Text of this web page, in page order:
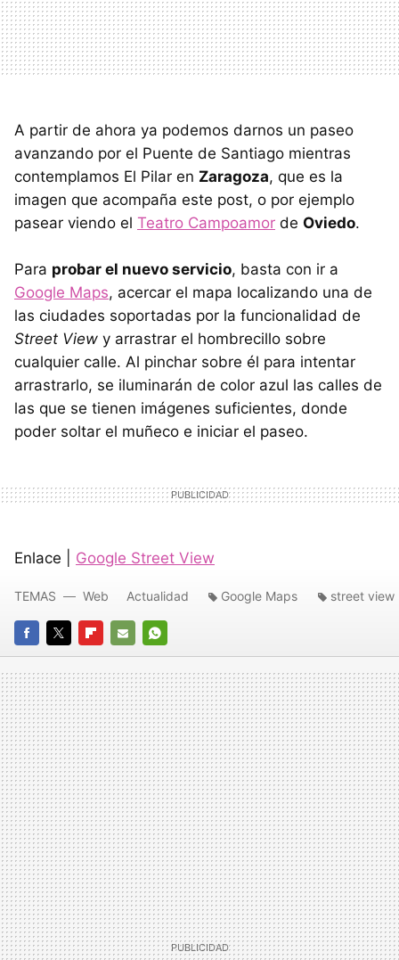
A partir de ahora ya podemos darnos un paseo
avanzando por el Puente de Santiago mientras
contemplamos El Pilar en Zaragoza, que es la
imagen que acompaña este post, o por ejemplo
pasear viendo el Teatro Campoamor de Oviedo.
Para probar el nuevo servicio, basta con ir a
Google Maps, acercar el mapa localizando una de
las ciudades soportadas por la funcionalidad de
Street View y arrastrar el hombrecillo sobre
cualquier calle. Al pinchar sobre él para intentar
arrastrarlo, se iluminarán de color azul las calles de
las que se tienen imágenes suficientes, donde
poder soltar el muñeco e iniciar el paseo.
Enlace | Google Street View
FACEBOOK
TWITTERFLIPBOARD
E-
MAIL
WHATSAPP
TEMAS Web Actualidad Google Maps street view